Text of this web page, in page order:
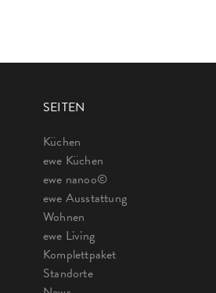
SEITEN
Küchen
ewe Küchen
ewe nanoo©
ewe Ausstattung
Wohnen
ewe Living
Komplettpaket
Standorte